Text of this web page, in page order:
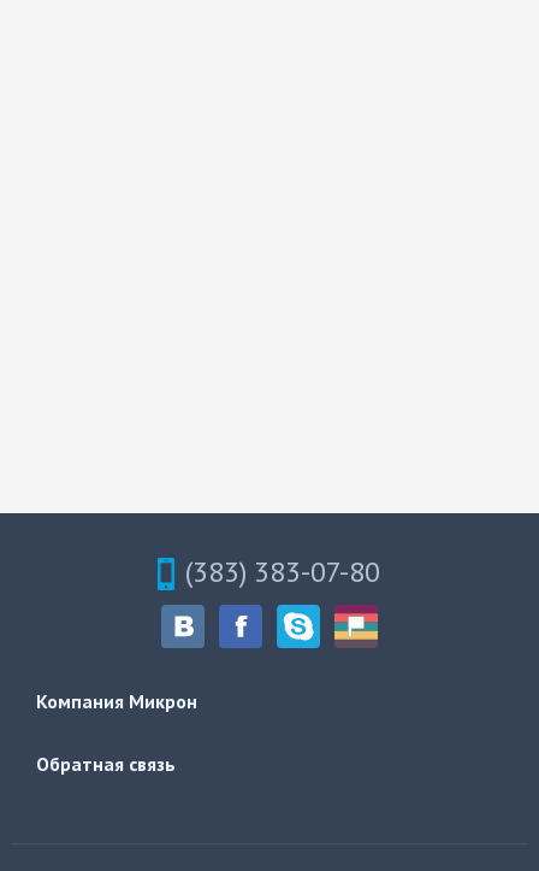
(383) 383-07-80
Компания Микрон
Обратная связь